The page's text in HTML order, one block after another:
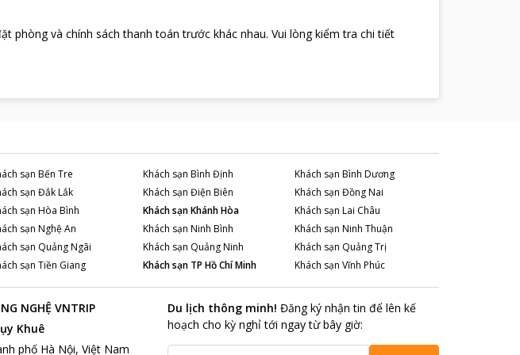
phòng và chính sách thanh toán trước khác nhau. Vui lòng kiểm tra chi tiết
sạn Bến Tre Khách sạn Bình Định Khách sạn Bình Dương
sạn Đắk Lắk Khách sạn Điện Biên Khách sạn Đồng Nai
sạn Hòa Bình Khách sạnKhánh Hòa Khách sạn Lai Châu
sạn Nghệ An Khách sạn Ninh Bình Khách sạn Ninh Thuận
sạn Quảng Ngãi Khách sạn Quảng Ninh Khách sạn Quảng Trị
sạn Tiền Giang Khách sạn TP Hồ Chí Minh Khách sạn Vĩnh Phúc
NGHỆ VNTRIP
Khuê
phố Hà Nội, Việt Nam
Du lịch thông minh! Đăng ký nhận tin để lên kế
hoạch cho kỳ nghỉ tới ngay từ bây giờ: